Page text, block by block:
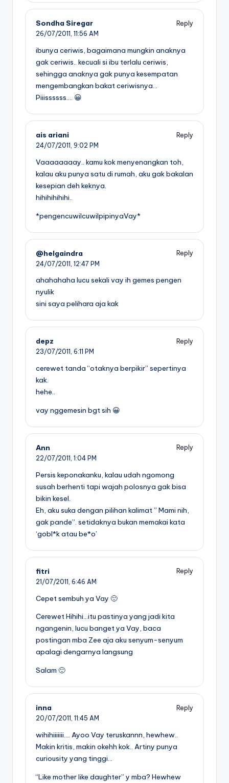
Sondha Siregar
Reply
26/07/2011, 11:56 AM
ibunya ceriwis, bagaimana mungkin anaknya
gak ceriwis.. kecuali si ibu terlalu ceriwis,
sehingga anaknya gak punya kesempatan
mengembangkan bakat ceriwisnya…
Piiissssss…. 😀
ais ariani
Reply
24/07/2011, 9:02 PM
Vaaaaaaaay.. kamu kok menyenangkan toh,
kalau aku punya satu di rumah, aku gak bakalan
kesepian deh keknya.
hihihihihihi..
*pengencuwilcuwilpipinyaVay*
@helgaindra
Reply
24/07/2011, 12:47 PM
ahahahaha lucu sekali vay ih gemes pengen
nyulik
sini saya pelihara aja kak
depz
Reply
23/07/2011, 6:11 PM
cerewet tanda “otaknya berpikir” sepertinya
kak.
hehe..
vay nggemesin bgt sih 😀
Ann
Reply
22/07/2011, 1:04 PM
Persis keponakanku, kalau udah ngomong
susah berhenti tapi wajah polosnya gak bisa
bikin kesel.
Eh, aku suka dengan pilihan kalimat ” Mami nih,
gak pande”. setidaknya bukan memakai kata
‘gobl*k atau be*o’
fitri
Reply
21/07/2011, 6:46 AM
Cepet sembuh ya Vay 🙂
Cerewet Hihihi…itu pastinya yang jadi kita
ngangenin, lucu banget ya Vay, baca
postingan mba Zee aja aku senyum-senyum
apalagi dengarnya langsung
Salam 🙂
inna
Reply
20/07/2011, 11:45 AM
wihihiiiiiii…. Ayoo Vay teruskannn, hewhew..
Makin kritis, makin okehh kok.. Artiny punya
curiousity yang tinggi…
“Like mother like daughter” y mba? Hewhew